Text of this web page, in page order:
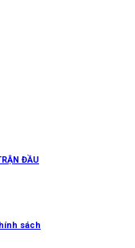
ĐẦU
sách